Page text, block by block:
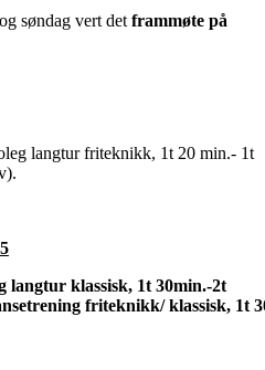
søndag vert det frammøte på
langtur friteknikk, 1t 20 min.- 1t
langtur klassisk, 1t 30min.-2t
friteknikk/ klassisk, 1t